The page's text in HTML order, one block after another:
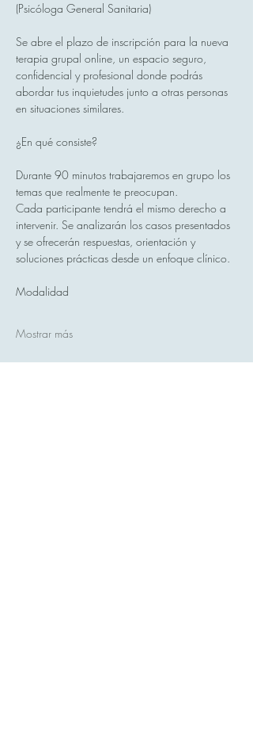
(Psicóloga General Sanitaria)
Se abre el plazo de inscripción para la nueva
terapia grupal online, un espacio seguro,
confidencial y profesional donde podrás
abordar tus inquietudes junto a otras personas
en situaciones similares.
¿En qué consiste?
Durante 90 minutos trabajaremos en grupo los
temas que realmente te preocupan.
Cada participante tendrá el mismo derecho a
intervenir. Se analizarán los casos presentados
y se ofrecerán respuestas, orientación y
soluciones prácticas desde un enfoque clínico.
Modalidad
Mostrar más